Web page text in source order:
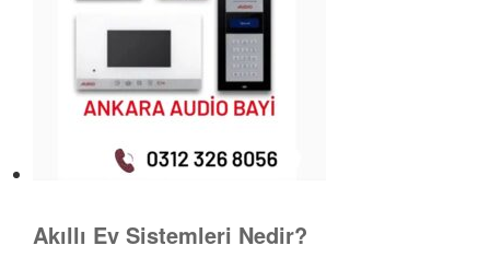
Akıllı Ev Sistemleri Nedir?